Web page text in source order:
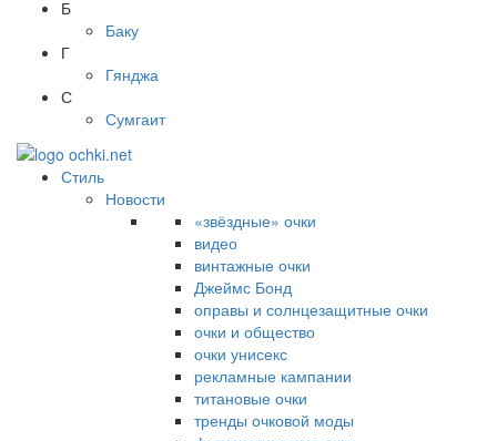
Б
Баку
Г
Гянджа
С
Сумгаит
Стиль
Новости
«звёздные» очки
видео
винтажные очки
Джеймс Бонд
оправы и солнцезащитные очки
очки и общество
очки унисекс
рекламные кампании
титановые очки
тренды очковой моды